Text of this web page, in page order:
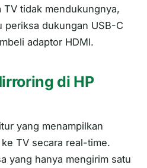
tidak mendukungnya,
periksa dukungan USB-C
adaptor HDMI.
di HP
yang menampilkan
TV secara real-time.
yang hanya mengirim satu